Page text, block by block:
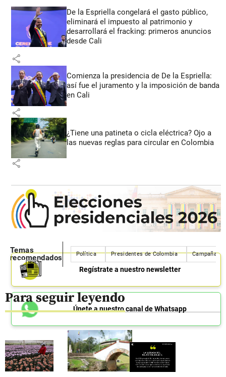
De la Espriella congelará el gasto público,
eliminará el impuesto al patrimonio y
desarrollará el fracking: primeros anuncios
desde Cali
share
Comienza la presidencia de De la Espriella:
así fue el juramento y la imposición de banda
en Cali
share
¿Tiene una patineta o cicla eléctrica? Ojo a
las nuevas reglas para circular en Colombia
share
Temas
recomendados
Política Presidentes de Colombia Campaña
Para seguir leyendo
Regístrate a nuestro newsletter
Únete a nuestro canal de Whatsapp